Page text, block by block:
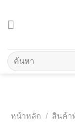
content
ค้นหา:
หน้าหลัก / สินค้า